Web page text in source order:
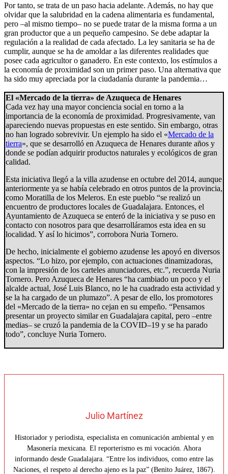
Por tanto, se trata de un paso hacia adelante. Además, no hay que
olvidar que la salubridad en la cadena alimentaria es fundamental,
pero –al mismo tiempo– no se puede tratar de la misma forma a un
gran productor que a un pequeño campesino. Se debe adaptar la
regulación a la realidad de cada afectado. La ley sanitaria se ha de
cumplir, aunque se ha de amoldar a las diferentes realidades que
posee cada agricultor o ganadero. En este contexto, los estímulos a
la economía de proximidad son un primer paso. Una alternativa que
ha sido muy apreciada por la ciudadanía durante la pandemia…
El «Mercado de la tierra» de Azuqueca de Henares
Cada vez hay una mayor conciencia social en torno a la
importancia de la economía de proximidad. Progresivamente, van
apareciendo nuevas propuestas en este sentido. Sin embargo, otras
no han logrado sobrevivir. Un ejemplo ha sido el «Mercado de la
tierra», que se desarrolló en Azuqueca de Henares durante años y
donde se podían adquirir productos naturales y ecológicos de gran
calidad.
Esta iniciativa llegó a la villa azudense en octubre del 2014, aunque
anteriormente ya se había celebrado en otros puntos de la provincia,
como Moratilla de los Meleros. En este pueblo “se realizó un
encuentro de productores locales de Guadalajara. Entonces, el
Ayuntamiento de Azuqueca se enteró de la iniciativa y se puso en
contacto con nosotros para que desarrolláramos esta idea en su
localidad. Y así lo hicimos”, corrobora Nuria Tornero.
De hecho, inicialmente el gobierno azudense les apoyó en diversos
aspectos. “Lo hizo, por ejemplo, con actuaciones dinamizadoras,
con la impresión de los carteles anunciadores, etc.”, recuerda Nuria
Tornero. Pero Azuqueca de Henares “ha cambiado un poco y el
alcalde actual, José Luis Blanco, no le ha cuadrado esta actividad y
se la ha cargado de un plumazo”. A pesar de ello, los promotores
del «Mercado de la tierra» no cejan en su empeño. “Pensamos
presentar un proyecto similar en Guadalajara capital, pero –entre
medias– se cruzó la pandemia de la COVID–19 y se ha parado
todo”, concluye Nuria Tornero.
Julio Martínez
Historiador y periodista, especialista en comunicación ambiental y en
Masonería mexicana. El reporterismo es mi vocación. Ahora
informando desde Guadalajara. “Entre los individuos, como entre las
Naciones, el respeto al derecho ajeno es la paz” (Benito Juárez, 1867).